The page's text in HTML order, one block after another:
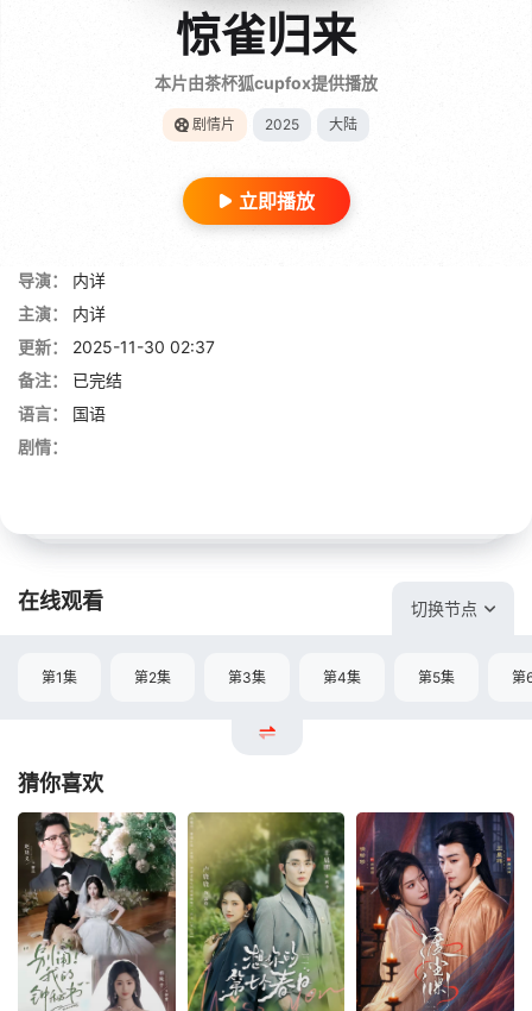
惊雀归来
本片由茶杯狐cupfox提供播放
剧情片 2025 大陆
立即播放
导演：
内详
主演：
内详
更新：
2025-11-30 02:37
备注：
已完结
语言：
国语
剧情：
在线观看 切换节点
第1集 第2集 第3集 第4集 第5集 第
猜你喜欢